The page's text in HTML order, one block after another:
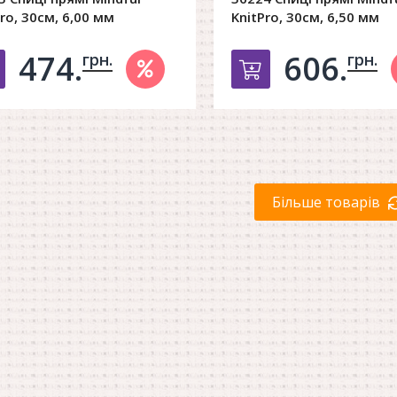
30см, 6,00 мм
в корзину
474.грн.
KnitPro, 30см, 6,50 мм
Добавить в
606.грн.
Більше товарів